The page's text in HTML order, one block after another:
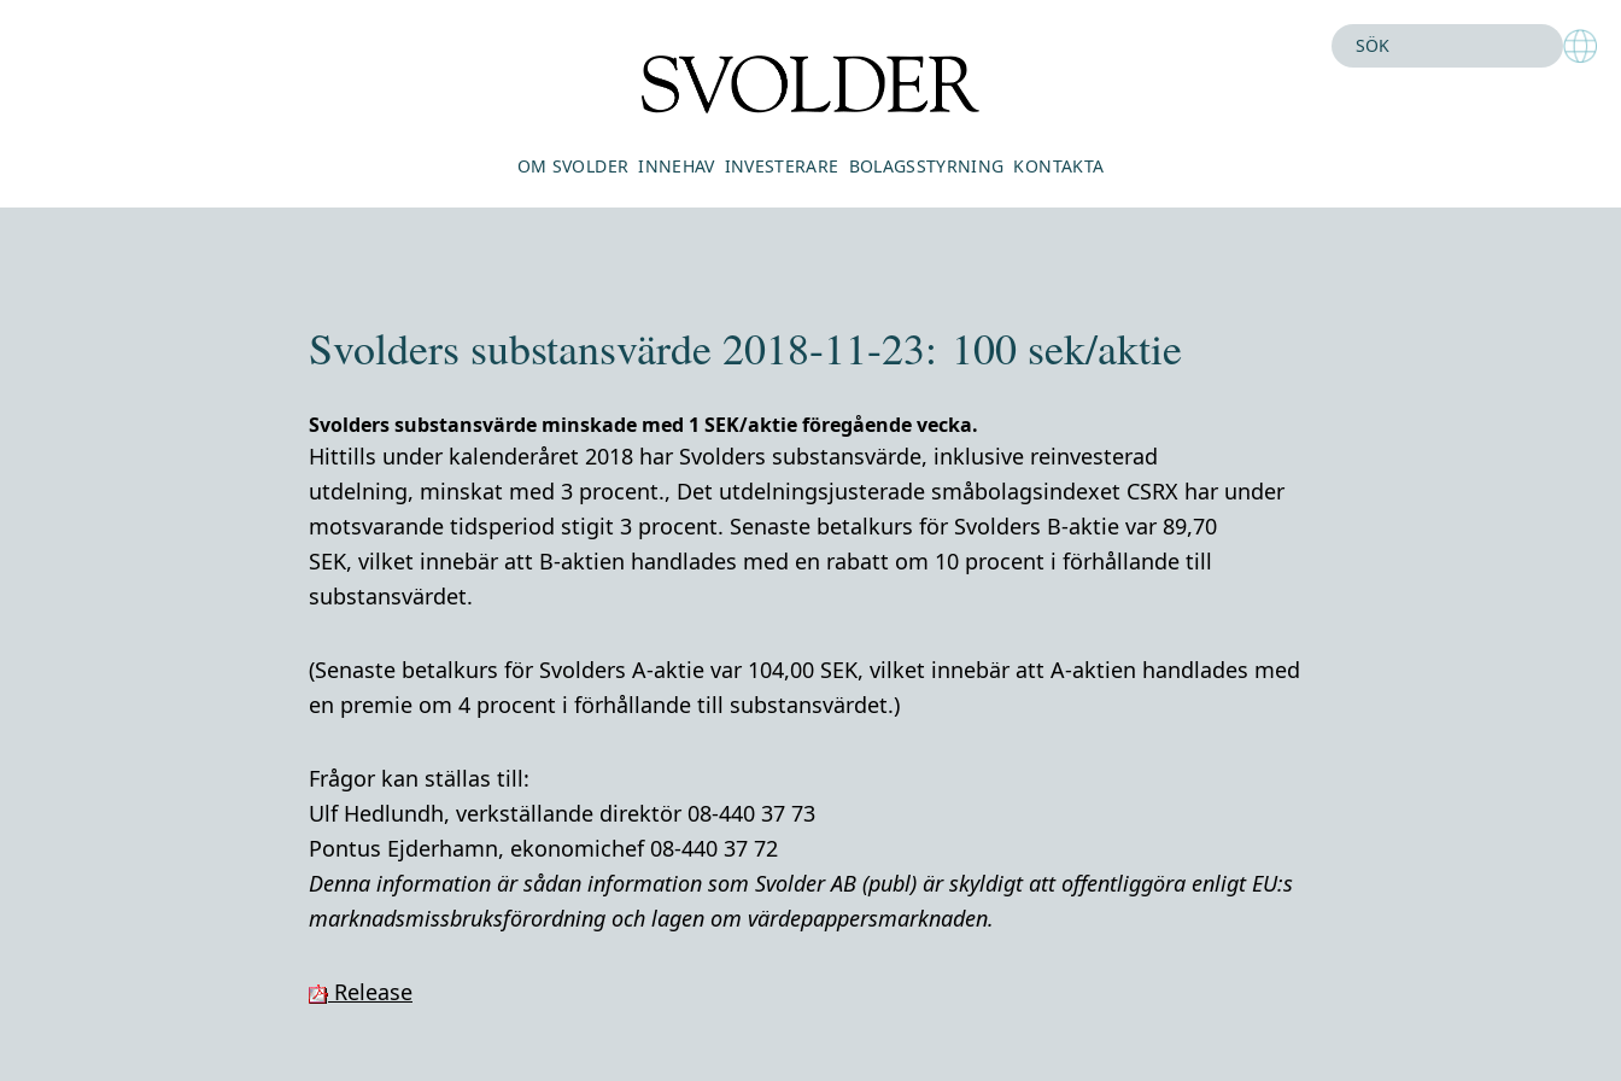
OM SVOLDER INNEHAV INVESTERARE BOLAGSSTYRNING KONTAKTA
Svolders substansvärde 2018-11-23: 100 sek/aktie
Svolders substansvärde minskade med 1 SEK/aktie föregående vecka.
Hittills under kalenderåret 2018 har Svolders substansvärde, inklusive reinvesterad
utdelning, minskat med 3 procent., Det utdelningsjusterade småbolagsindexet CSRX har under
motsvarande tidsperiod stigit 3 procent. Senaste betalkurs för Svolders B-aktie var 89,70
SEK, vilket innebär att B-aktien handlades med en rabatt om 10 procent i förhållande till
substansvärdet.
(Senaste betalkurs för Svolders A-aktie var 104,00 SEK, vilket innebär att A-aktien handlades med
en premie om 4 procent i förhållande till substansvärdet.)
Frågor kan ställas till:
Ulf Hedlundh, verkställande direktör 08-440 37 73
Pontus Ejderhamn, ekonomichef 08-440 37 72
Denna information är sådan information som Svolder AB (publ) är skyldigt att offentliggöra enligt EU:s
marknadsmissbruksförordning och lagen om värdepappersmarknaden.
Release